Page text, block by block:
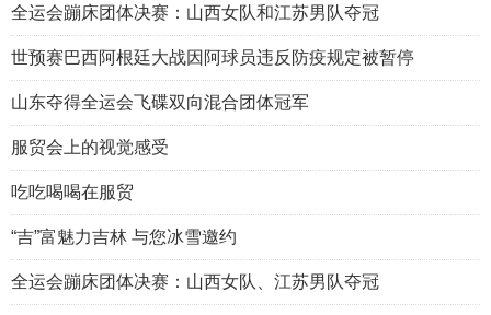
全运会蹦床团体决赛：山西女队和江苏男队夺冠
世预赛巴西阿根廷大战因阿球员违反防疫规定被暂停
山东夺得全运会飞碟双向混合团体冠军
服贸会上的视觉感受
吃吃喝喝在服贸
“吉”富魅力吉林 与您冰雪邀约
全运会蹦床团体决赛：山西女队、江苏男队夺冠